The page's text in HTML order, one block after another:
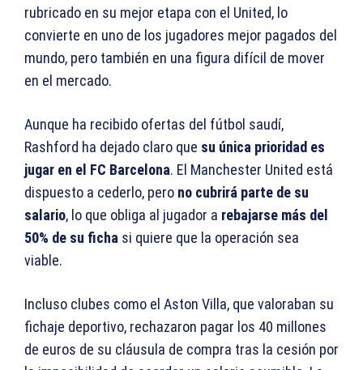
rubricado en su mejor etapa con el United, lo
convierte en uno de los jugadores mejor pagados del
mundo, pero también en una figura difícil de mover
en el mercado.
Aunque ha recibido ofertas del fútbol saudí,
Rashford ha dejado claro que su única prioridad es
jugar en el FC Barcelona. El Manchester United está
dispuesto a cederlo, pero no cubrirá parte de su
salario, lo que obliga al jugador a rebajarse más del
50% de su ficha si quiere que la operación sea
viable.
Incluso clubes como el Aston Villa, que valoraban su
fichaje deportivo, rechazaron pagar los 40 millones
de euros de su cláusula de compra tras la cesión por